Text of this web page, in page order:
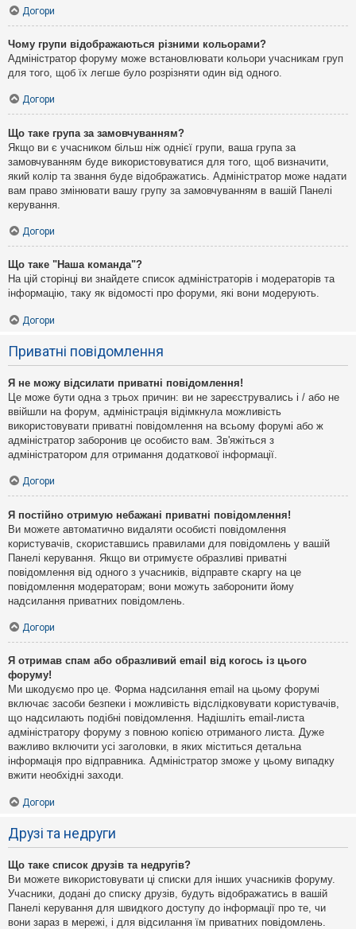
Догори
Чому групи відображаються різними кольорами?
Адміністратор форуму може встановлювати кольори учасникам груп
для того, щоб їх легше було розрізняти один від одного.
Догори
Що таке група за замовчуванням?
Якщо ви є учасником більш ніж однієї групи, ваша група за
замовчуванням буде використовуватися для того, щоб визначити,
який колір та звання буде відображатись. Адміністратор може надати
вам право змінювати вашу групу за замовчуванням в вашій Панелі
керування.
Догори
Що таке "Наша команда"?
На цій сторінці ви знайдете список адміністраторів і модераторів та
інформацію, таку як відомості про форуми, які вони модерують.
Догори
Приватні повідомлення
Я не можу відсилати приватні повідомлення!
Це може бути одна з трьох причин: ви не зареєструвались і / або не
ввійшли на форум, адміністрація відімкнула можливість
використовувати приватні повідомлення на всьому форумі або ж
адміністратор заборонив це особисто вам. Зв'яжіться з
адміністратором для отримання додаткової інформації.
Догори
Я постійно отримую небажані приватні повідомлення!
Ви можете автоматично видаляти особисті повідомлення
користувачів, скориставшись правилами для повідомлень у вашій
Панелі керування. Якщо ви отримуєте образливі приватні
повідомлення від одного з учасників, відправте скаргу на це
повідомлення модераторам; вони можуть заборонити йому
надсилання приватних повідомлень.
Догори
Я отримав спам або образливий email від когось із цього
форуму!
Ми шкодуємо про це. Форма надсилання email на цьому форумі
включає засоби безпеки і можливість відслідковувати користувачів,
що надсилають подібні повідомлення. Надішліть email-листа
адміністратору форуму з повною копією отриманого листа. Дуже
важливо включити усі заголовки, в яких міститься детальна
інформація про відправника. Адміністратор зможе у цьому випадку
вжити необхідні заходи.
Догори
Друзі та недруги
Що таке список друзів та недругів?
Ви можете використовувати ці списки для інших учасників форуму.
Учасники, додані до списку друзів, будуть відображатись в вашій
Панелі керування для швидкого доступу до інформації про те, чи
вони зараз в мережі, і для відсилання їм приватних повідомлень.